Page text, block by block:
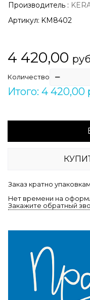
Производитель :
Артикул: KM8402
4 420,00
Количество
Итого: 4 420,00
Заказ кратно
Нет времени на
Закажите обратный